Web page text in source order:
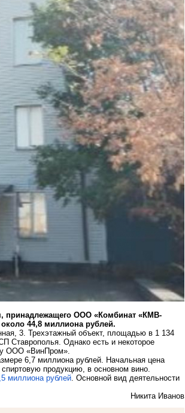
принадлежащего ООО «Комбинат «КМВ-
44,8 миллиона рублей.
3. Трехэтажный объект, площадью в 1 134
Ставрополья. Однако есть и некоторое
ООО «ВинПром».
6,7 миллиона рублей. Начальная цена
продукцию, в основном вино.
миллиона рублей. Основной вид деятельности
Никита Иванов